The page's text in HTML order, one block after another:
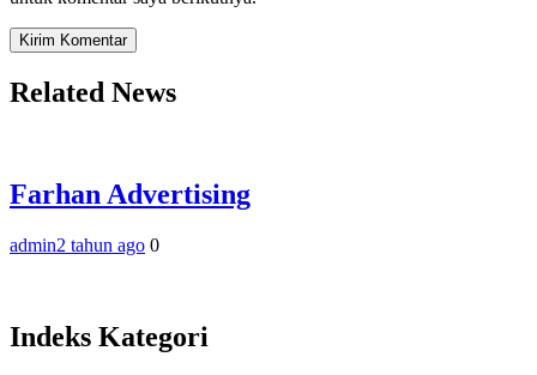
Related News
Farhan Advertising
admin2 tahun ago 0
Indeks Kategori